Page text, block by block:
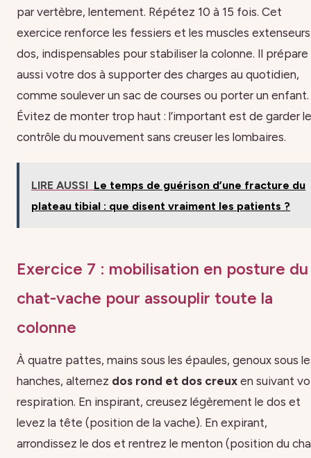
par vertèbre, lentement. Répétez 10 à 15 fois. Cet
exercice renforce les fessiers et les muscles
dos, indispensables pour stabiliser la colonne. Il prépare
aussi votre dos à supporter des charges au quotidien,
comme soulever un sac de courses ou porter un enfant.
Évitez de monter trop haut : l’important est de garder le
contrôle du mouvement sans creuser les lombaires.
LIRE AUSSI Le temps de guérison d’une fracture du
plateau tibial : que disent vraiment les patients ?
Exercice 7 : mobilisation en posture du
chat-vache pour assouplir toute la
colonne
À quatre pattes, mains sous les épaules, genoux sous
hanches, alternez dos rond et dos creux en suivant
respiration. En inspirant, creusez légèrement le dos et
levez la tête (position de la vache). En expirant,
arrondissez le dos et rentrez le menton (position du